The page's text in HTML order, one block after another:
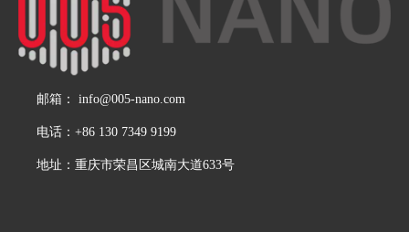
邮箱： info@005-nano.com
电话：+86 130 7349 9199
地址：重庆市荣昌区城南大道633号